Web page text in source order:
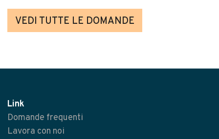
VEDI TUTTE LE DOMANDE
Link
Domande frequenti
Lavora con noi